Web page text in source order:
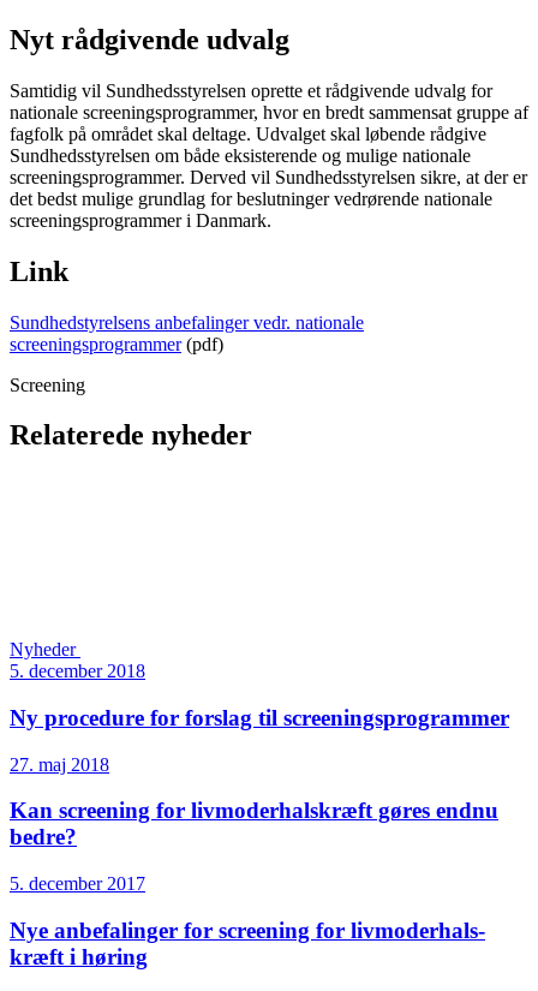
Nyt rådgivende udvalg
Samtidig vil Sundhedsstyrelsen oprette et rådgivende udvalg for
nationale screeningsprogrammer, hvor en bredt sammensat gruppe af
fagfolk på området skal deltage. Udvalget skal løbende rådgive
Sundhedsstyrelsen om både eksisterende og mulige nationale
screeningsprogrammer. Derved vil Sundhedsstyrelsen sikre, at der er
det bedst mulige grundlag for beslutninger vedrørende nationale
screeningsprogrammer i Danmark.
Link
Sundhedstyrelsens anbefalinger vedr. nationale
screeningsprogrammer(pdf)
Screening
Relaterede nyheder
Nyheder
5. december 2018
Ny procedure for forslag til screeningsprogrammer
27. maj 2018
Kan screening for livmoderhals­kræft gøres endnu
bedre?
5. december 2017
Nye anbefalinger for screening for livmoderhals­
kræft i høring